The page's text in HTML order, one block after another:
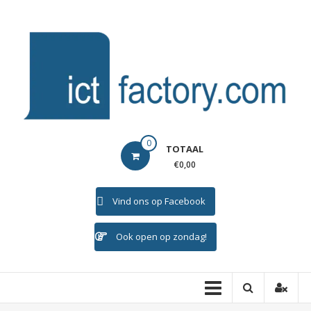
ICTFACTORY 0 TOTAAL
€0,00
Vind ons op Facebook
Ook open op zondag!